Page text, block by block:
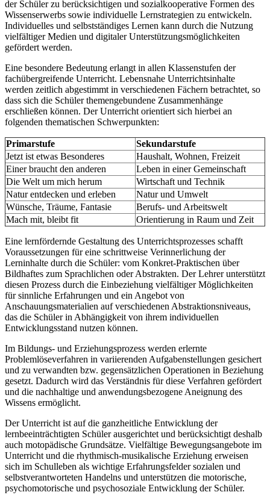
der Schüler zu berücksichtigen und sozialkooperative Formen des
Wissenserwerbs sowie individuelle Lernstrategien zu entwickeln.
Individuelles und selbstständiges Lernen kann durch die Nutzung
vielfältiger Medien und digitaler Unterstützungsmöglichkeiten
gefördert werden.
Eine besondere Bedeutung erlangt in allen Klassenstufen der
fachübergreifende Unterricht. Lebensnahe Unterrichtsinhalte
werden zeitlich abgestimmt in verschiedenen Fächern betrachtet, so
dass sich die Schüler themengebundene Zusammenhänge
erschließen können. Der Unterricht orientiert sich hierbei an
folgenden thematischen Schwerpunkten:
Primarstufe
Sekundarstufe
Jetzt ist etwas Besonderes
Haushalt, Wohnen, Freizeit
Einer braucht den anderen
Leben in einer Gemeinschaft
Die Welt um mich herum
Wirtschaft und Technik
Natur entdecken und erleben
Natur und Umwelt
Wünsche, Träume, Fantasie
Berufs- und Arbeitswelt
Mach mit, bleibt fit
Orientierung in Raum und Zeit
Eine lernfördernde Gestaltung des Unterrichtsprozesses schafft
Voraussetzungen für eine schrittweise Verinnerlichung der
Lerninhalte durch die Schüler: vom Konkret-Praktischen über
Bildhaftes zum Sprachlichen oder Abstrakten. Der Lehrer unterstützt
diesen Prozess durch die Einbeziehung vielfältiger Möglichkeiten
für sinnliche Erfahrungen und ein Angebot von
Anschauungsmaterialien auf verschiedenen Abstraktionsniveaus,
das die Schüler in Abhängigkeit von ihrem individuellen
Entwicklungsstand nutzen können.
Im Bildungs- und Erziehungsprozess werden erlernte
Problemlöseverfahren in variierenden Aufgabenstellungen gesichert
und zu verwandten bzw. gegensätzlichen Operationen in Beziehung
gesetzt. Dadurch wird das Verständnis für diese Verfahren gefördert
und die nachhaltige und anwendungsbezogene Aneignung des
Wissens ermöglicht.
Der Unterricht ist auf die ganzheitliche Entwicklung der
lernbeeinträchtigten Schüler ausgerichtet und berücksichtigt deshalb
auch motopädische Grundsätze. Vielfältige Bewegungsangebote im
Unterricht und die rhythmisch-musikalische Erziehung erweisen
sich im Schulleben als wichtige Erfahrungsfelder sozialen und
selbstverantworteten Handelns und unterstützen die motorische,
psychomotorische und psychosoziale Entwicklung der Schüler.